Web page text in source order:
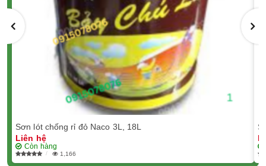
Sơn lót chống rỉ đỏ Naco 3L, 18L
Liên hệ
Còn hàng
1,166